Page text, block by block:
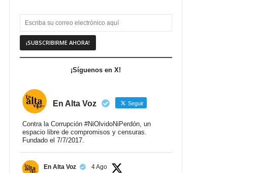
¡Síguenos en X!
En Alta Voz Seguir
Contra la Corrupción #NiOlvidoNiPerdón, un
espacio libre de compromisos y censuras.
Fundado el 7/7/2017.
En Alta Voz 4 Ago